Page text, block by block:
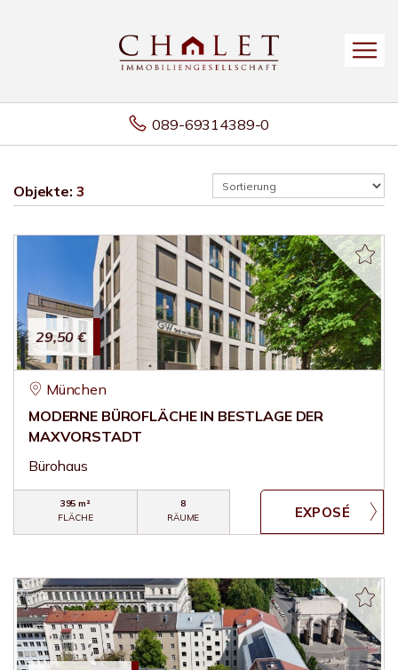
089-69314389-0
Objekte: 3
29,50 €
München
MODERNE BÜROFLÄCHE IN BESTLAGE DER
MAXVORSTADT
Bürohaus
395 m²
FLÄCHE
8
RÄUME